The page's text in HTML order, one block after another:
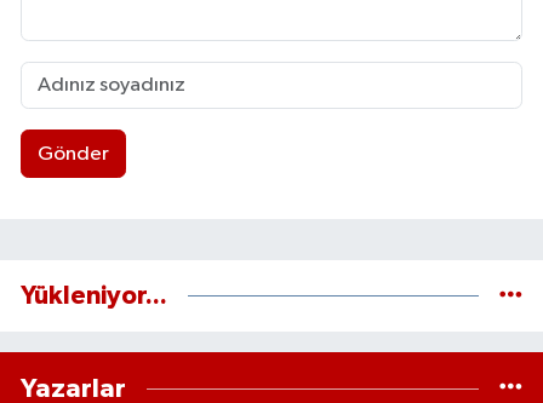
Gönder
Yükleniyor...
Yazarlar